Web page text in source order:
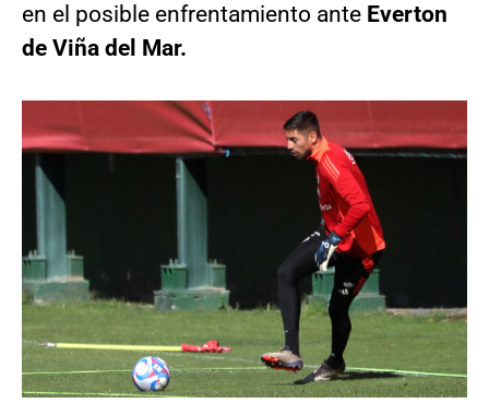
en el posible enfrentamiento ante Everton
de Viña del Mar.